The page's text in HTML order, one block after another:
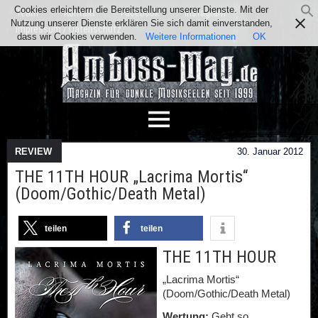
Team Kontakt Facebook
Instagram
Impressum / Datenschutz
REVIEW 30. Januar 2012
THE 11TH HOUR „Lacrima Mortis“
(Doom/Gothic/Death Metal)
teilen teilen
THE 11TH HOUR
„Lacrima Mortis“
(Doom/Gothic/Death Metal)
Cookies erleichtern die Bereitstellung unserer Dienste. Mit der
Nutzung unserer Dienste erklären Sie sich damit einverstanden,
dass wir Cookies verwenden.
Weitere Informationen OK